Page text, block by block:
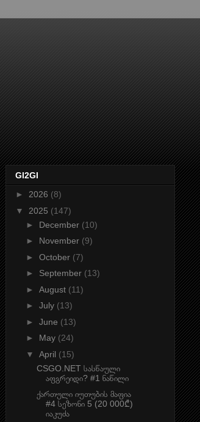
GI2GI
► 2026 (8)
▼ 2025 (147)
► December (10)
► November (9)
► October (7)
► September (13)
► August (11)
► July (13)
► June (13)
► May (24)
▼ April (15)
CSGO.NET სასწაული
აფგრეიდი? #1 ნაწილი
ქართული იუთუბის მაფია
#4 სეზონი 5 (20 000₾)
იაკუძა